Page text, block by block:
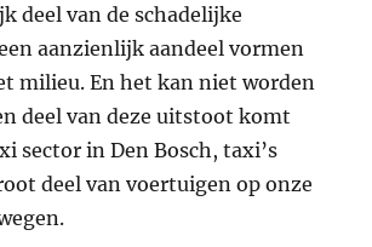
deel van de schadelijke
aanzienlijk aandeel vormen
milieu. En het kan niet worden
deel van deze uitstoot komt
sector in Den Bosch, taxi’s
deel van voertuigen op onze